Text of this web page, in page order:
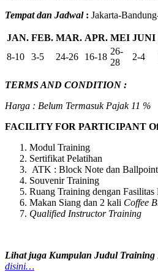
Tempat dan Jadwal: Jakarta-
JAN. FEB. MAR. APR. MEI JUNI
8-10
3-5 24-26 16-18
26-
28
2-4
TERMS AND CONDITION :
Harga : Belum Termasuk Pajak 11 %
FACILITY FOR PARTICIPANT
Modul Training
Sertifikat Pelatihan
ATK : Block Note dan Ballpoint
Souvenir Training
Ruang Training dengan
Makan Siang dan 2 kali Coffee
Qualified Instructor Training
Lihat juga Kumpulan Judul
disini…